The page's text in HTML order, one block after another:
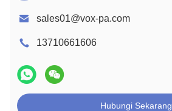
sales01@vox-pa.com
13710661606
Hubungi Sekarang